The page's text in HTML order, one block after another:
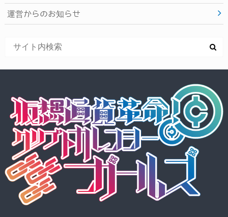
運営からのお知らせ